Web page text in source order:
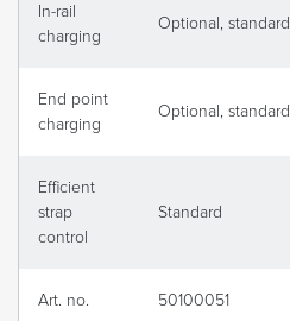
In-rail
charging
Optional, standard
End point
charging
Optional, standard
Efficient
strap
control
Standard
Art. no. 50100051